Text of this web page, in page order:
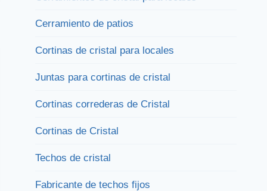
Cerramiento de patios
Cortinas de cristal para locales
Juntas para cortinas de cristal
Cortinas correderas de Cristal
Cortinas de Cristal
Techos de cristal
Fabricante de techos fijos